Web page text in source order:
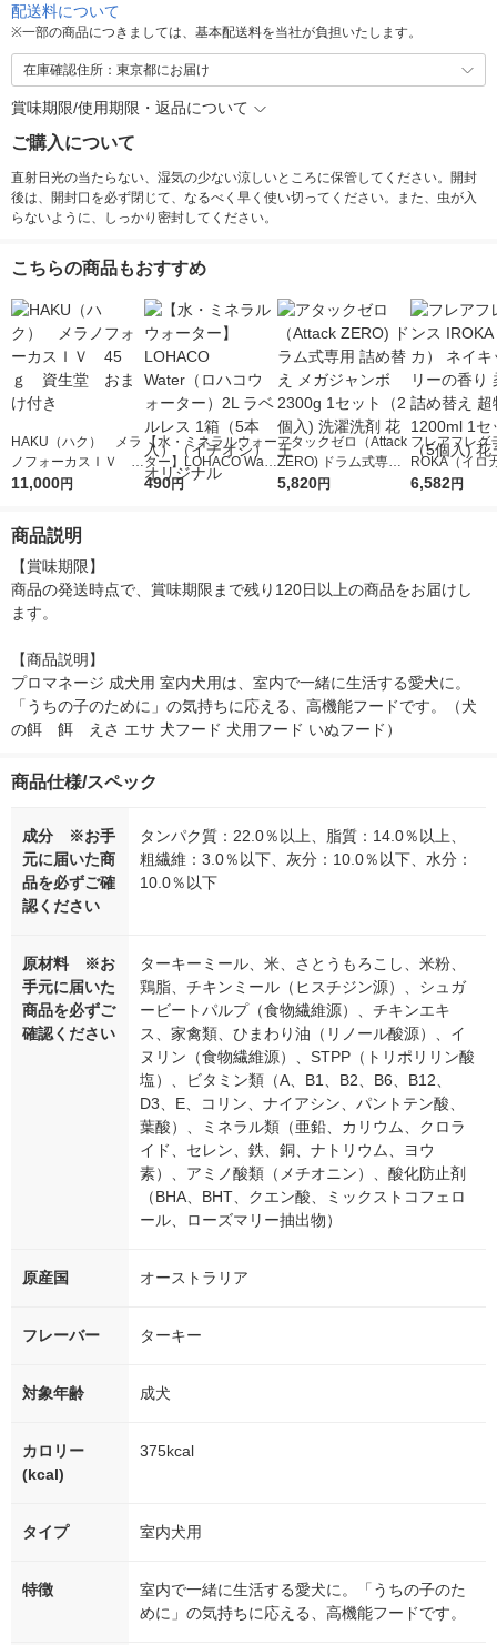
配送料について
※一部の商品につきましては、基本配送料を当社が負担いたします。
在庫確認住所：東京都にお届け
賞味期限/使用期限・返品について
ご購入について
直射日光の当たらない、湿気の少ない涼しいところに保管してください。開封
後は、開封口を必ず閉じて、なるべく早く使い切ってください。また、虫が入
らないように、しっかり密封してください。
こちらの商品もおすすめ
HAKU（ハク） メラ
ノフォーカスＩＶ 4
5ｇ 資生堂 おまけ
11,000円
【水・ミネラルウォー
ター】LOHACO Wate
r（ロハコウォータ
490円
アタックゼロ（Attack
ZERO) ドラム式専用
詰め替え メガジャン
5,820円
フレアフレグ
ROKA（イロ
イキッドリリ
6,582円
商品説明
【賞味期限】
商品の発送時点で、賞味期限まで残り120日以上の商品をお届けし
ます。
【商品説明】
プロマネージ 成犬用 室内犬用は、室内で一緒に生活する愛犬に。
「うちの子のために」の気持ちに応える、高機能フードです。（犬
の餌　餌　えさ エサ 犬フード 犬用フード いぬフード）
商品仕様/スペック
成分 ※お手
元に届いた商
品を必ずご確
認ください
タンパク質：22.0％以上、脂質：14.0％以上、
粗繊維：3.0％以下、灰分：10.0％以下、水分：
10.0％以下
原材料 ※お
手元に届いた
商品を必ずご
確認ください
ターキーミール、米、さとうもろこし、米粉、
鶏脂、チキンミール（ヒスチジン源）、シュガ
ービートパルプ（食物繊維源）、チキンエキ
ス、家禽類、ひまわり油（リノール酸源）、イ
ヌリン（食物繊維源）、STPP（トリポリリン酸
塩）、ビタミン類（A、B1、B2、B6、B12、
D3、E、コリン、ナイアシン、パントテン酸、
葉酸）、ミネラル類（亜鉛、カリウム、クロラ
イド、セレン、鉄、銅、ナトリウム、ヨウ
素）、アミノ酸類（メチオニン）、酸化防止剤
（BHA、BHT、クエン酸、ミックストコフェロ
ール、ローズマリー抽出物）
原産国 オーストラリア
フレーバー ターキー
対象年齢 成犬
カロリー
(kcal)
375kcal
タイプ 室内犬用
特徴
室内で一緒に生活する愛犬に。「うちの子のた
めに」の気持ちに応える、高機能フードです。